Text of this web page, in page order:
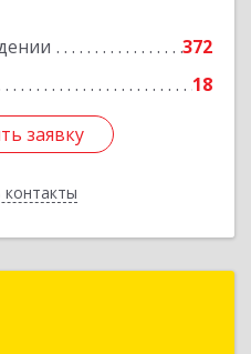
372
18
заявку
контакты
заявку